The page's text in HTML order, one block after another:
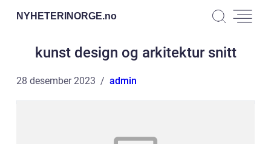
NYHETERINORGE.no
kunst design og arkitektur snitt
28 desember 2023 admin